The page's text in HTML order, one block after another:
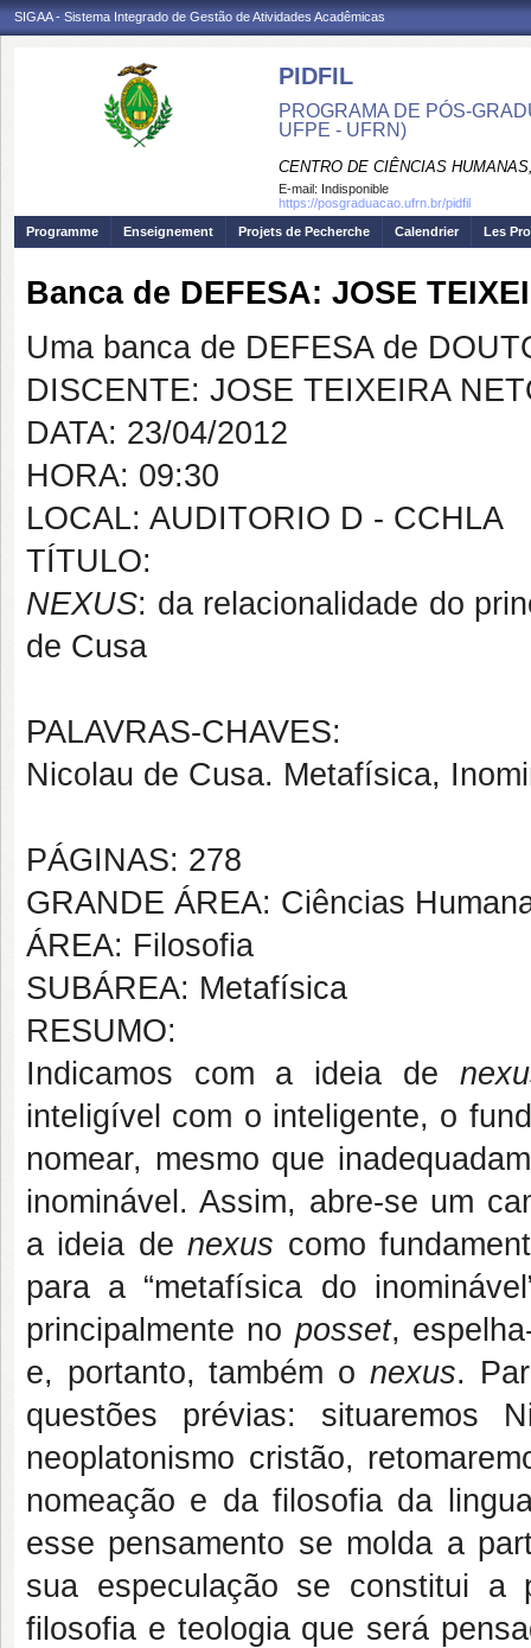
SIGAA - Sistema Integrado de Gestão de Atividades Acadêmicas
PIDFIL
PROGRAMA DE PÓS-
UFPE - UFRN)
CENTRO DE CIÊNCIAS
E-mail: Indisponible
https://posgraduacao.ufrn.br/pidfil
Programme
Enseignement Projets de Pecherche Calendrier Les
Banca de DEFESA: JOSE
Uma banca de DEFESA de
DISCENTE: JOSE TEIXEIRA
DATA: 23/04/2012
HORA: 09:30
LOCAL: AUDITORIO D - CCHLA
TÍTULO:
NEXUS: da relacionalidade do
de Cusa
PALAVRAS-CHAVES:
Nicolau de Cusa. Metafísica,
PÁGINAS: 278
GRANDE ÁREA: Ciências
ÁREA: Filosofia
SUBÁREA: Metafísica
RESUMO:
Indicamos com a ideia de
inteligível com o inteligente, o
nomear, mesmo que
inominável. Assim, abre-se um
a ideia denexus como
para a “metafísica do
principalmente no posset,
e, portanto, também o nexus.
questões prévias: situaremos
neoplatonismo cristão,
nomeação e da filosofia da
esse pensamento se molda a
sua especulação se constitui a
filosofia e teologia que será